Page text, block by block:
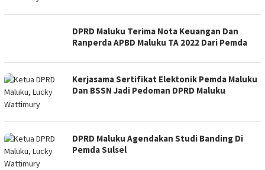
DPRD Maluku Terima Nota Keuangan Dan
Ranperda APBD Maluku TA 2022 Dari Pemda
Kerjasama Sertifikat Elektonik Pemda Maluku
Dan BSSN Jadi Pedoman DPRD Maluku
DPRD Maluku Agendakan Studi Banding Di
Pemda Sulsel